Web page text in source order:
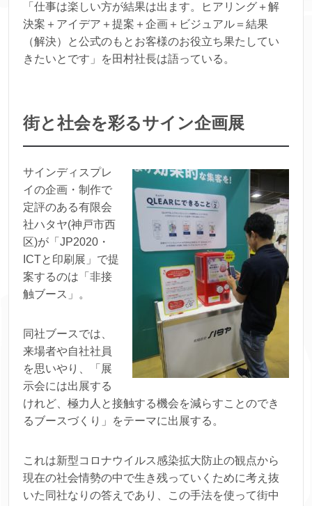
「仕事は楽しい方が結果は出ます。ヒアリング＋解
決案＋アイデア＋提案＋企画＋ビジュアル＝結果
（解決）と公式のもとお客様のお役立ち果たしてい
きたいとです」を田村社長は語っている。
街と社会を彩るサイン企画展
サインディスプレ
イの企画・制作で
定評のある有限会
社ハタヤ(神戸市西
区)が「JP2020・
ICTと印刷展」で提
案するのは「非接
触ブース」。
同社ブースでは、
来場者や自社社員
を思いやり、「展
示会には出展する
けれど、極力人と接触する機会を減らすことのでき
るブースづくり」をテーマに出展する。
これは新型コロナウイルス感染拡大防止の観点から
現在の社会情勢の中で生き残っていくために考え抜
いた同社なりの答えであり、この手法を使って街中